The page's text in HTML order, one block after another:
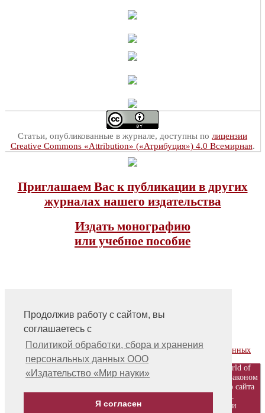
Продолжив работу с сайтом, вы
соглашаетесь с
Политикой обработки, сбора и хранения
персональных данных ООО
«Издательство «Мир науки»
Я согласен
Статьи, опубликованные в журнале, доступны по лицензии
Creative Commons «Attribution» («Атрибуция») 4.0 Всемирная.
Приглашаем Вас к публикации в других
журналах нашего издательства
Издать монографию
или учебное пособие
На главную
Контакты, учредитель, редакция
Политика обработки, сбора и хранения персональных данных
© ООО «Издательство «Мир науки» \ «Publishing company «World of
science», LLC Материалы, размещенные на сайте, охраняются Законом
о защите авторских прав. Публикация любых материалов этого сайта
Авторские права на размещенные на сайте научные публикации